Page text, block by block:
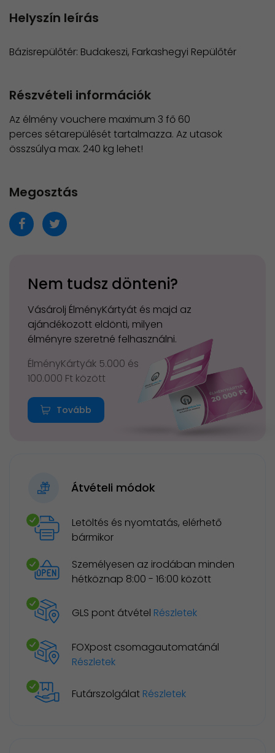
Helyszín leírás
Bázisrepülőtér: Budakeszi, Farkashegyi Repülőtér
Részvételi információk
Az élmény vouchere maximum 3 fő 60
perces sétarepülését tartalmazza. Az utasok
összsúlya max. 240 kg lehet!
Megosztás
Nem tudsz dönteni?
Vásárolj ÉlményKártyát és majd az
ajándékozott eldönti, milyen
élményre szeretné felhasználni.
ÉlményKártyák 5.000 és
100.000 Ft között
Tovább
Átvételi módok
Letöltés és nyomtatás, elérhető
bármikor
Személyesen az irodában minden
hétköznap 8:00 - 16:00 között
GLS pont átvétel Részletek
FOXpost csomagautomatánál
Részletek
Futárszolgálat Részletek